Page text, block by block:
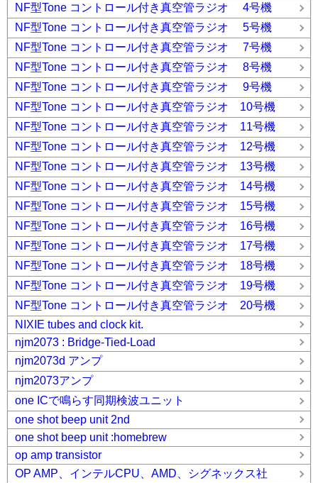
NF型Tone コントロール付き真空管ラジオ 4号機
NF型Tone コントロール付き真空管ラジオ 5号機
NF型Tone コントロール付き真空管ラジオ 7号機
NF型Tone コントロール付き真空管ラジオ 8号機
NF型Tone コントロール付き真空管ラジオ 9号機
NF型Tone コントロール付き真空管ラジオ 10号機
NF型Tone コントロール付き真空管ラジオ 11号機
NF型Tone コントロール付き真空管ラジオ 12号機
NF型Tone コントロール付き真空管ラジオ 13号機
NF型Tone コントロール付き真空管ラジオ 14号機
NF型Tone コントロール付き真空管ラジオ 15号機
NF型Tone コントロール付き真空管ラジオ 16号機
NF型Tone コントロール付き真空管ラジオ 17号機
NF型Tone コントロール付き真空管ラジオ 18号機
NF型Tone コントロール付き真空管ラジオ 19号機
NF型Tone コントロール付き真空管ラジオ 20号機
NIXIE tubes and clock kit.
njm2073 : Bridge-Tied-Load
njm2073d アンプ
njm2073アンプ
one ICで鳴らす同期検波ユニット
one shot beep unit 2nd
one shot beep unit :homebrew
op amp transistor
OP AMP、インテルCPU、AMD、シグネックス社